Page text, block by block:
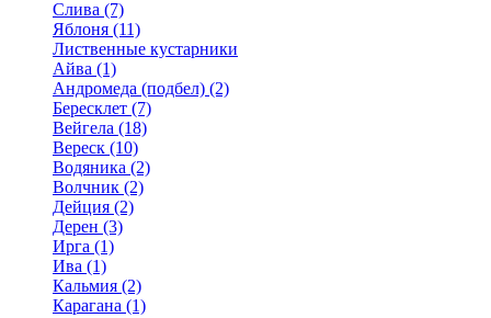
Слива (7)
Яблоня (11)
Лиственные кустарники
Айва (1)
Андромеда (подбел) (2)
Бересклет (7)
Вейгела (18)
Вереск (10)
Водяника (2)
Волчник (2)
Дейция (2)
Дерен (3)
Ирга (1)
Ива (1)
Кальмия (2)
Карагана (1)